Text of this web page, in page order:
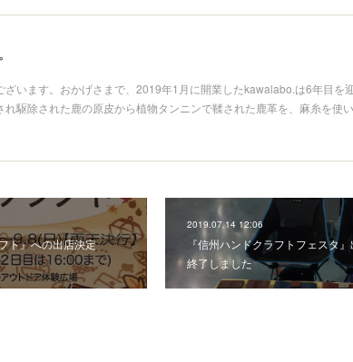
ざいます。おかげさまで、2019年1月に開業したkawalabo.は6年目を
れ駆除された鹿の原皮から植物タンニンで鞣された鹿革を、麻糸を使
ト』への出店決定
2019.07.14 12:06
『信州ハンドクラフトフェスタ
終了しました